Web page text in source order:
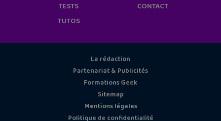
TESTS
TUTOS
CONTACT
La rédaction
Partenariat & Publicités
Formations Geek
Sitemap
Mentions légales
Politique de confidentialité